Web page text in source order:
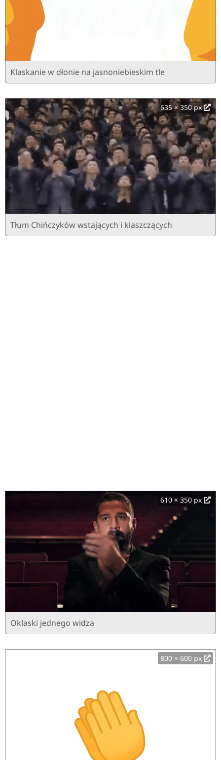
Klaskanie w dłonie na jasnoniebieskim tle
635 × 350 px
Tłum Chińczyków wstających i klaszczących
610 × 350 px
Oklaski jednego widza
800 × 600 px